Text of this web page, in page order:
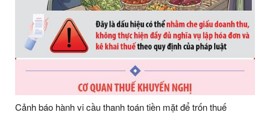
Cảnh báo hành vi cầu thanh toán tiền mặt để trốn thuế